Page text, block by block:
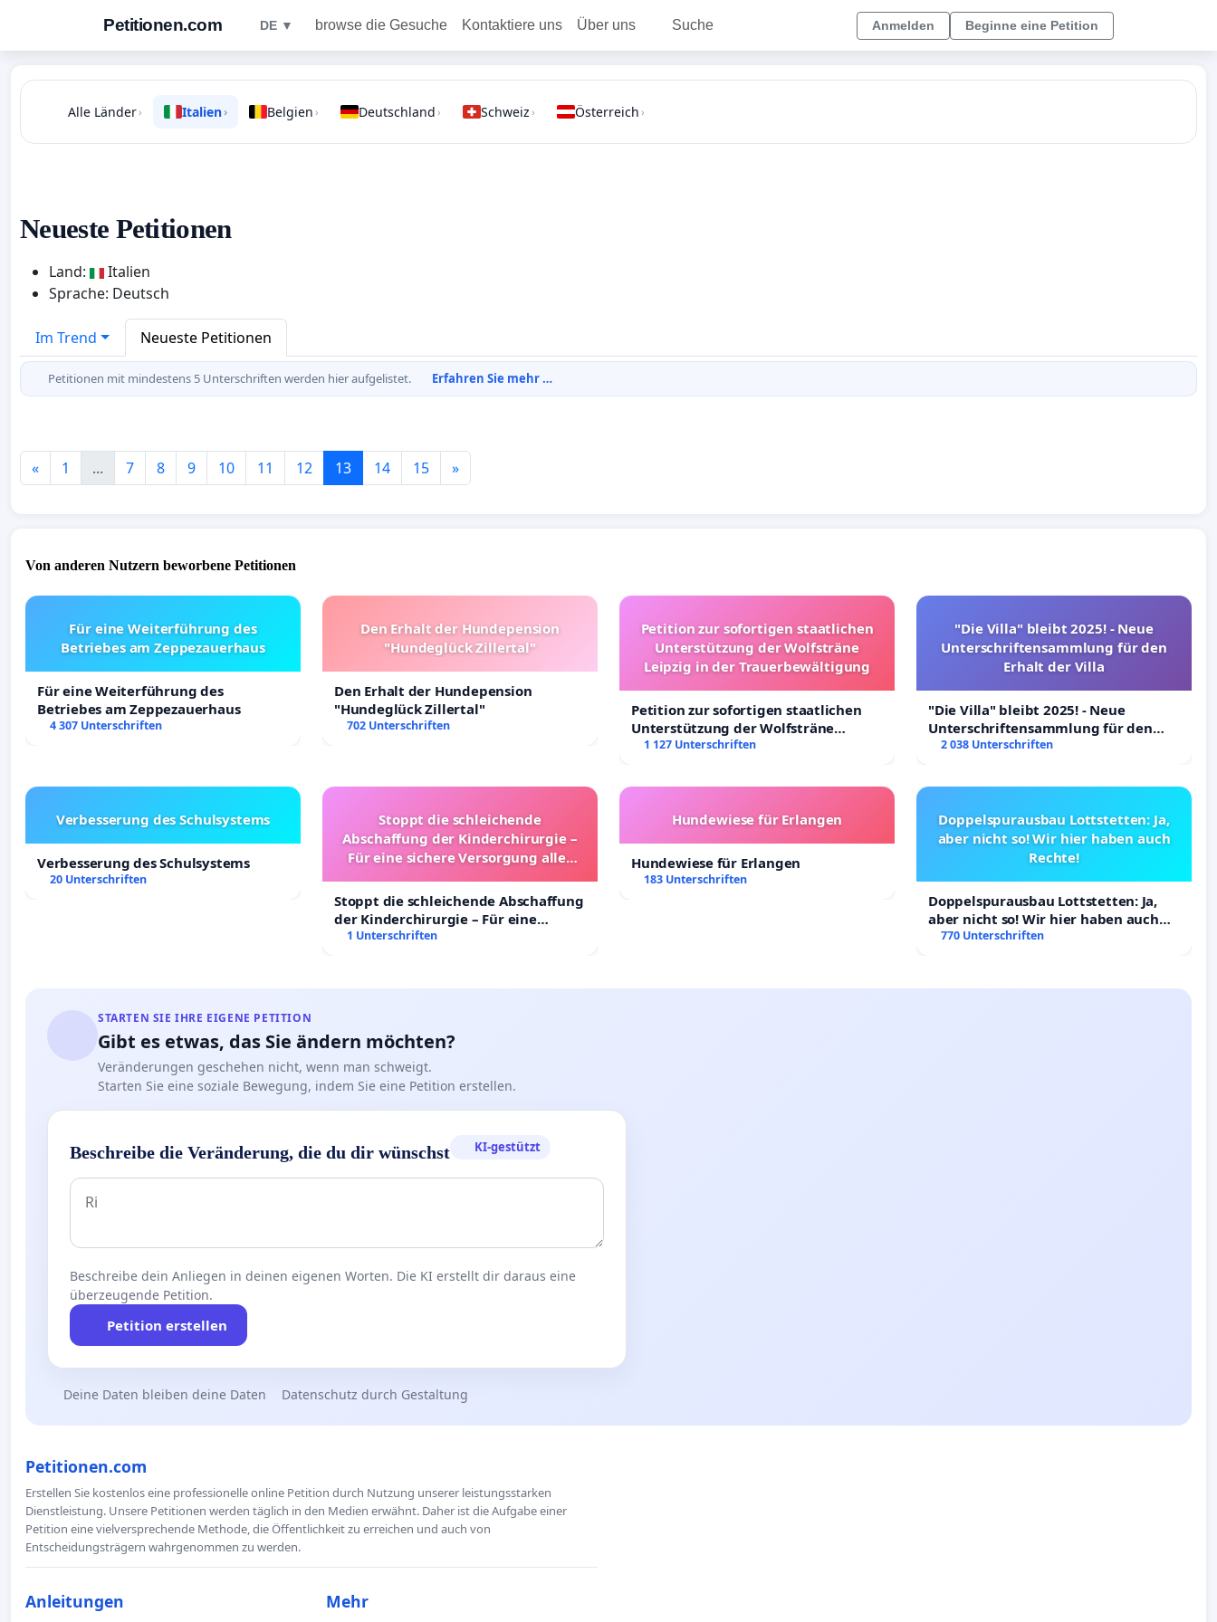
Petitionen.com DE ▼ browse die Gesuche Kontaktiere uns Über uns Suche Anmelden Beginne eine Petition
Alle Länder› Italien› Belgien › Deutschland › Schweiz › Österreich ›
Neueste Petitionen
Land:
Italien
Sprache: Deutsch
Im Trend Neueste Petitionen
Petitionen mit mindestens 5 Unterschriften werden hier aufgelistet. Erfahren Sie mehr …
« 1 ... 7 8 9 10 11 12 13 14 15 »
Von anderen Nutzern beworbene Petitionen
Für eine Weiterführung des
Betriebes am Zeppezauerhaus
Für eine Weiterführung des
Betriebes am Zeppezauerhaus
4 307 Unterschriften
Den Erhalt der Hundepension
"Hundeglück Zillertal"
Den Erhalt der Hundepension
"Hundeglück Zillertal"
702 Unterschriften
Petition zur sofortigen staatlichen
Unterstützung der Wolfsträne
Leipzig in der Trauerbewältigung
Petition zur sofortigen staatlichen
Unterstützung der Wolfsträne
Leipzig in der Trauerbewältigung
1 127 Unterschriften
"Die Villa" bleibt 2025! - Neue
Unterschriftensammlung für den
Erhalt der Villa
"Die Villa" bleibt 2025! - Neue
Unterschriftensammlung für den
Erhalt der Villa
2 038 Unterschriften
Verbesserung des Schulsystems
Verbesserung des Schulsystems
20 Unterschriften
Stoppt die schleichende
Abschaffung der Kinderchirurgie –
Für eine sichere Versorgung aller
Stoppt die schleichende Abschaffung
der Kinderchirurgie – Für eine
sichere Versorgung aller Kinder in
1 Unterschriften
Hundewiese für Erlangen
Hundewiese für Erlangen
183 Unterschriften
Doppelspurausbau Lottstetten: Ja,
aber nicht so! Wir hier haben auch
Rechte!
Doppelspurausbau Lottstetten: Ja,
aber nicht so! Wir hier haben auch
Rechte!
770 Unterschriften
STARTEN SIE IHRE EIGENE PETITION
Gibt es etwas, das Sie ändern möchten?
Veränderungen geschehen nicht, wenn man schweigt.
Starten Sie eine soziale Bewegung, indem Sie eine Petition erstellen.
Beschreibe die Veränderung, die du dir wünschst KI-gestützt
Beschreibe dein Anliegen in deinen eigenen Worten. Die KI erstellt dir daraus eine
überzeugende Petition.
Petition erstellen
Deine Daten bleiben deine Daten Datenschutz durch Gestaltung
Petitionen.com
Erstellen Sie kostenlos eine professionelle online Petition durch Nutzung unserer leistungsstarken
Dienstleistung. Unsere Petitionen werden täglich in den Medien erwähnt. Daher ist die Aufgabe einer
Petition eine vielversprechende Methode, die Öffentlichkeit zu erreichen und auch von
Entscheidungsträgern wahrgenommen zu werden.
Anleitungen Mehr